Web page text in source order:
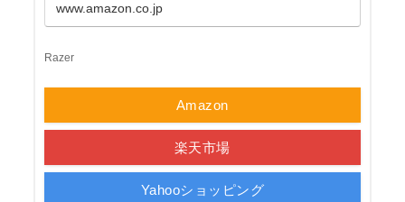
www.amazon.co.jp
Razer
Amazon
楽天市場
Yahooショッピング